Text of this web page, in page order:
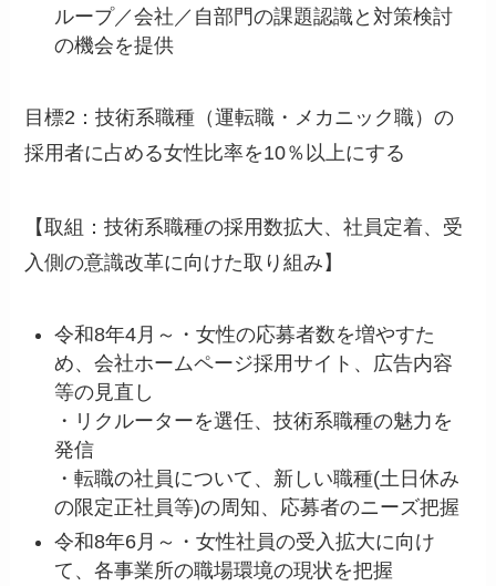
ループ／会社／自部門の課題認識と対策検討
の機会を提供
目標2：技術系職種（運転職・メカニック職）の
採用者に占める女性比率を10％以上にする
【取組：技術系職種の採用数拡大、社員定着、受
入側の意識改革に向けた取り組み】
令和8年4月～・女性の応募者数を増やすた
め、会社ホームページ採用サイト、広告内容
等の見直し
・リクルーターを選任、技術系職種の魅力を
発信
・転職の社員について、新しい職種(土日休み
の限定正社員等)の周知、応募者のニーズ把握
令和8年6月～・女性社員の受入拡大に向け
て、各事業所の職場環境の現状を把握